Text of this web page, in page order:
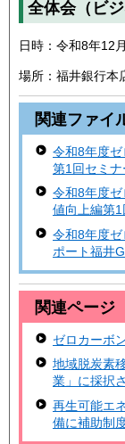
全体会（ビ
日時：令和8年12
場所：福井銀行本
関連ファイ
令和8年度
第1回セミナ
令和8年度
値向上編第1
令和8年度
ポート福井
関連ページ
ゼロカーボ
地域脱炭素
業」に採択
再生可能エ
備に補助制